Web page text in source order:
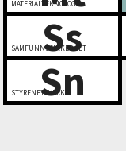
MATERIALTEKNOLOGI
Ss
SAMFUNNSSIKKERHET
Sn
STYRENETTVERK